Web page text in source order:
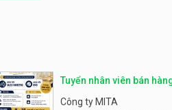
Tuyển
Tuyển nhân viên bán
– parttime, fulltime
Công ty MITA